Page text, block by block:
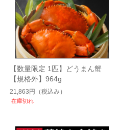
【数量限定 1匹】どうまん蟹
【規格外】964g
21,863円 （税込み）
在庫切れ